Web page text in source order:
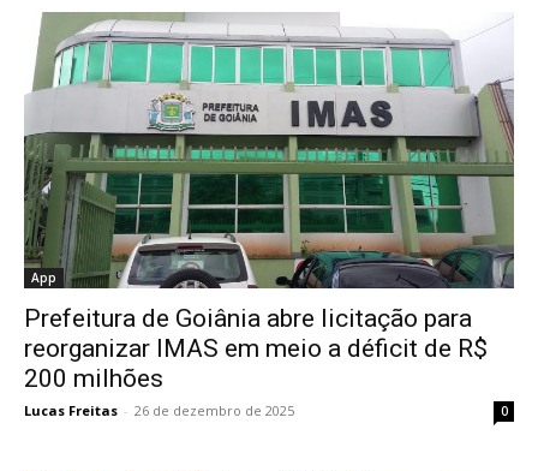
App
Prefeitura de Goiânia abre licitação para
reorganizar IMAS em meio a déficit de R$
200 milhões
Lucas Freitas - 26 de dezembro de 2025 0